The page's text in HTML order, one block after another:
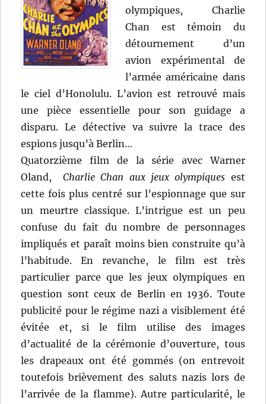
olympiques, Charlie
Chan est témoin du
détournement d’un
avion expérimental de
l’armée américaine dans
le ciel d’Honolulu. L’avion est retrouvé mais
une pièce essentielle pour son guidage a
disparu. Le détective va suivre la trace des
espions jusqu’à Berlin…
Quatorzième film de la série avec Warner
Oland, Charlie Chan aux jeux olympiques est
cette fois plus centré sur l’espionnage que sur
un meurtre classique. L’intrigue est un peu
confuse du fait du nombre de personnages
impliqués et paraît moins bien construite qu’à
l’habitude. En revanche, le film est très
particulier parce que les jeux olympiques en
question sont ceux de Berlin en 1936. Toute
publicité pour le régime nazi a visiblement été
évitée et, si le film utilise des images
d’actualité de la cérémonie d’ouverture, tous
les drapeaux ont été gommés (on entrevoit
toutefois brièvement des saluts nazis lors de
l’arrivée de la flamme). Autre particularité, le